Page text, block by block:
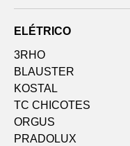
ELÉTRICO
3RHO
BLAUSTER
KOSTAL
TC CHICOTES
ORGUS
PRADOLUX